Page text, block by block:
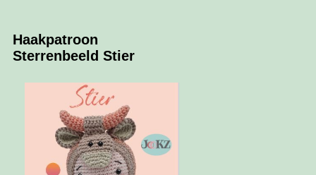
Haakpatroon
Sterrenbeeld Stier